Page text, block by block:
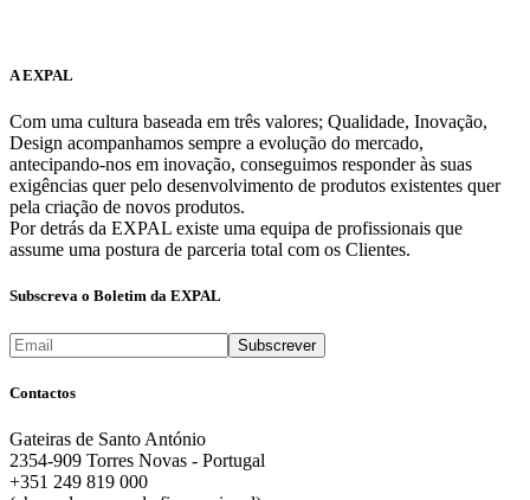
A EXPAL
Com uma cultura baseada em três valores; Qualidade, Inovação,
Design acompanhamos sempre a evolução do mercado,
antecipando-nos em inovação, conseguimos responder às suas
exigências quer pelo desenvolvimento de produtos existentes quer
pela criação de novos produtos.
Por detrás da EXPAL existe uma equipa de profissionais que
assume uma postura de parceria total com os Clientes.
Subscreva o Boletim da EXPAL
Contactos
Gateiras de Santo António
2354-909 Torres Novas - Portugal
+351 249 819 000